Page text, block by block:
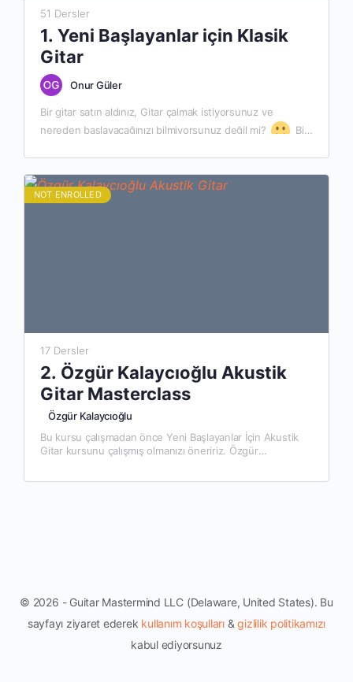
51 Dersler
1. Yeni Başlayanlar için Klasik
Gitar
Onur Güler
Bir gitar satın aldınız, Gitar çalmak istiyorsunuz ve
nereden başlayacağınızı bilmiyorsunuz değil mi?
Bir
veremediniz.…
NOT ENROLLED
17 Dersler
2. Özgür Kalaycıoğlu Akustik
Gitar Masterclass
Özgür Kalaycıoğlu
Bu kursu çalışmadan önce Yeni Başlayanlar İçin Akustik
Gitar kursunu çalışmış olmanızı öneririz. Özgür
© 2026 - Guitar Mastermind LLC (Delaware, United States). Bu
sayfayı ziyaret ederek kullanım koşulları&gizlilik politikamızı
kabul ediyorsunuz